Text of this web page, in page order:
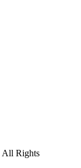
All Rights